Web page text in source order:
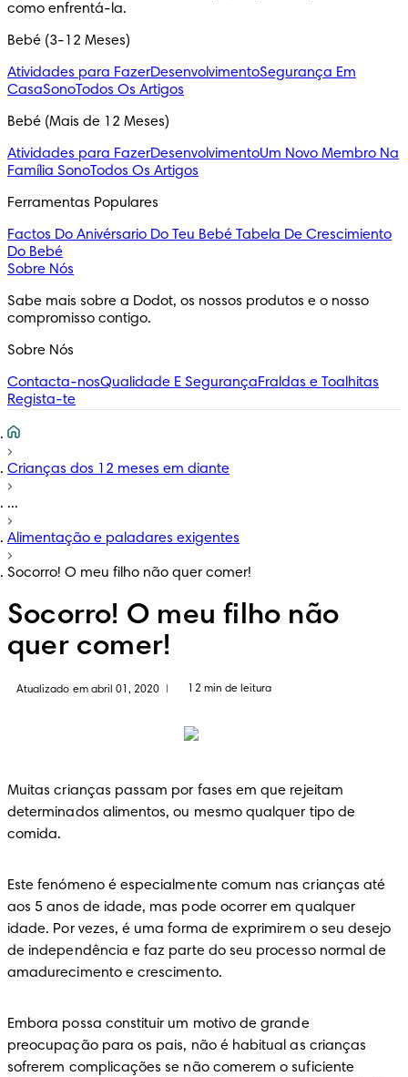
como enfrentá-la.
Bebé (3-12 Meses)
Atividades para FazerDesenvolvimentoSegurança Em
CasaSonoTodos Os Artigos
Bebé (Mais de 12 Meses)
Atividades para FazerDesenvolvimentoUm Novo Membro Na
Família SonoTodos Os Artigos
Ferramentas Populares
Factos Do Anivérsario Do Teu Bebé Tabela De Crescimiento
Do Bebé
Sobre Nós
Sabe mais sobre a Dodot, os nossos produtos e o nosso
compromisso contigo.
Sobre Nós
Contacta-nosQualidade E SegurançaFraldas e Toalhitas
Regista-te
Crianças dos 12 meses em diante
...
Alimentação e paladares exigentes
Socorro! O meu filho não quer comer!
Socorro! O meu filho não
quer comer!
Atualizado em abril 01, 2020 12 min de leitura
Muitas crianças passam por fases em que rejeitam
determinados alimentos, ou mesmo qualquer tipo de
comida.
Este fenómeno é especialmente comum nas crianças até
aos 5 anos de idade, mas pode ocorrer em qualquer
idade. Por vezes, é uma forma de exprimirem o seu desejo
de independência e faz parte do seu processo normal de
amadurecimento e crescimento.
Embora possa constituir um motivo de grande
preocupação para os pais, não é habitual as crianças
sofrerem complicações se não comerem o suficiente